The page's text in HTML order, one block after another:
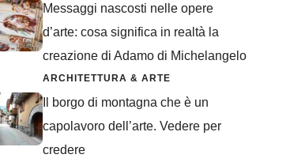
Messaggi nascosti nelle opere
d’arte: cosa significa in realtà la
creazione di Adamo di Michelangelo
ARCHITETTURA & ARTE
Il borgo di montagna che è un
capolavoro dell’arte. Vedere per
credere